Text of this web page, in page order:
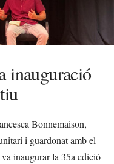
inauguració
Bonnemaison,
i guardonat amb el
inaugurar la 35a edició